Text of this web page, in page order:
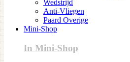
Wedstrijd
Anti-Vliegen
Paard Overige
Mini-Shop
In Mini-Shop